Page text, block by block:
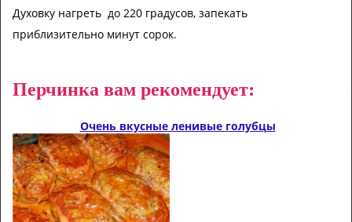
Духовку нагреть до 220 градусов, запекать
приблизительно минут сорок.
Перчинка вам рекомендует:
Очень вкусные ленивые голубцы